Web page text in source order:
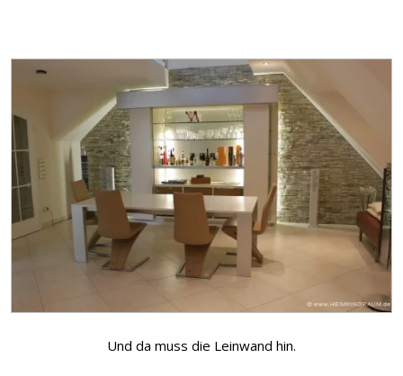
Und da muss die Leinwand hin.